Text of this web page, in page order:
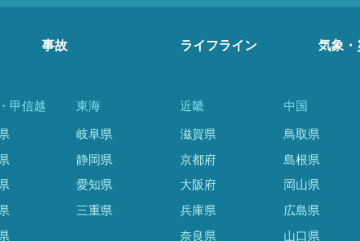
事故 ライフライン 気象・
甲信越 東海
岐阜県
静岡県
愛知県
三重県
近畿
滋賀県
京都府
大阪府
兵庫県
奈良県
中国
鳥取県
島根県
岡山県
広島県
山口県